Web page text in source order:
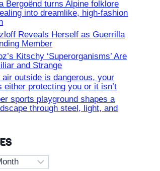
Bergoënd turns Alpine folklore
into dreamlike, high-fashion
Reveals Herself as Guerrilla
Member
Kitschy ‘Superorganisms’ Are
and Strange
air outside is dangerous, your
either protecting you or it isn’t
sports playground shapes a
through steel, light, and